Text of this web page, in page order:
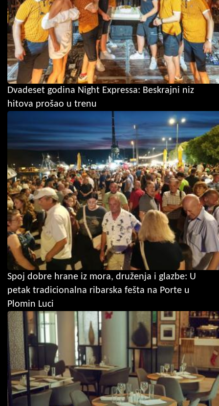
Dvadeset godina Night Expressa: Beskrajni niz
hitova prošao u trenu
Spoj dobre hrane iz mora, druženja i glazbe: U
petak tradicionalna ribarska fešta na Porte u
Plomin Luci